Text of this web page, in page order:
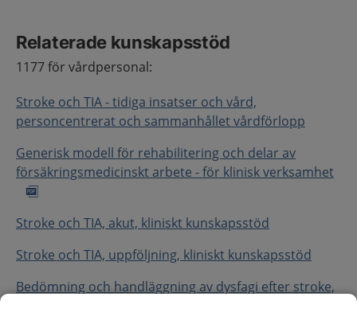
Relaterade kunskapsstöd
1177 för vårdpersonal:
Stroke och TIA - tidiga insatser och vård,
personcentrerat och sammanhållet vårdförlopp
Generisk modell för rehabilitering och delar av
försäkringsmedicinskt arbete - för klinisk verksamhet
Stroke och TIA, akut, kliniskt kunskapsstöd
Stroke och TIA, uppföljning, kliniskt kunskapsstöd
Bedömning och handläggning av dysfagi efter stroke,